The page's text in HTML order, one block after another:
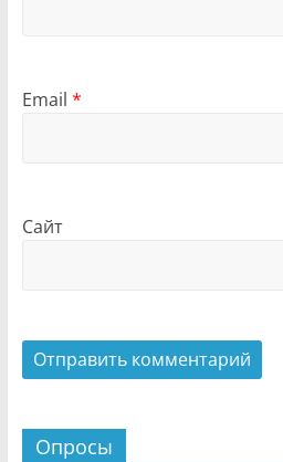
Email *
Сайт
Опросы